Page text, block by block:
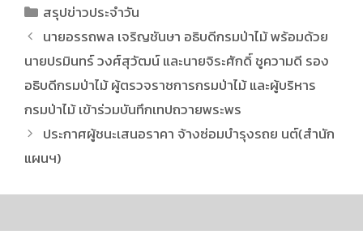
สรุปข่าวประจำวัน
นายอรรถพล เจริญชันษา อธิบดีกรมป่าไม้ พร้อมด้วย
นายปรมินทร์ วงศ์สุวัฒน์ และนายจิระศักดิ์ ชูความดี รอง
อธิบดีกรมป่าไม้ ผู้ตรวจราชการกรมป่าไม้ และผู้บริหาร
กรมป่าไม้ เข้าร่วมบันทึกเทปถวายพระพร
ประกาศผู้ชนะเสนอราคา จ้างซ่อมบำรุงรถย นต์(สำนัก
แผนฯ)